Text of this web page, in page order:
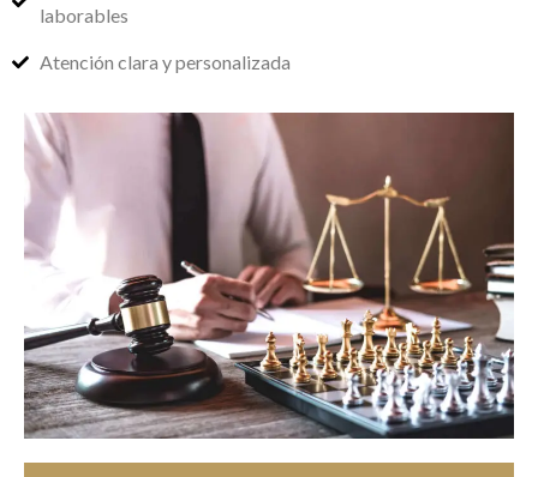
laborables
Atención clara y personalizada